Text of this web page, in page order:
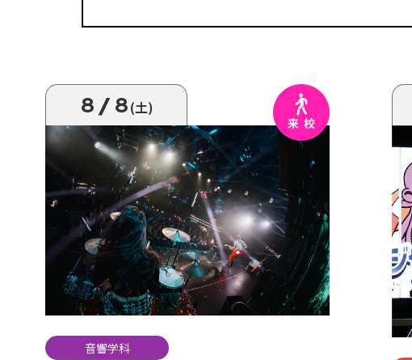
8/8(土)
音響学科